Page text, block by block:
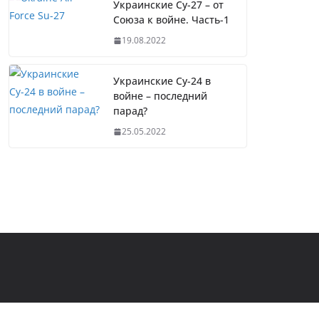
Украинские Су-27 – от
Союза к войне. Часть-1
19.08.2022
Украинские Су-24 в
войне – последний
парад?
25.05.2022